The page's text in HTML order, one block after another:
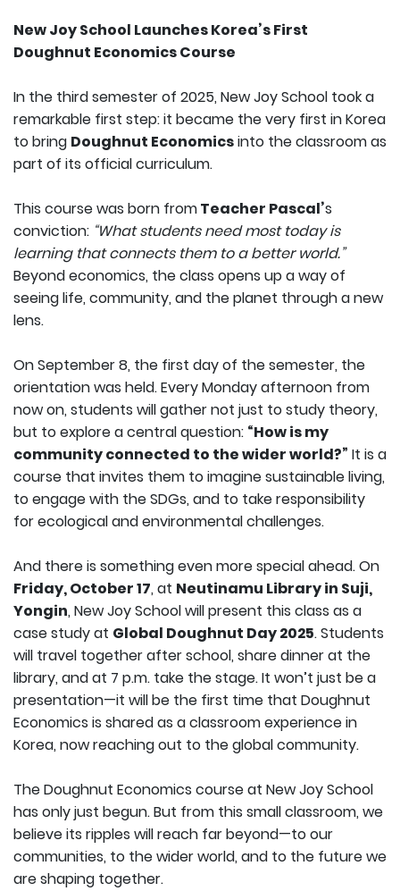
New Joy School Launches Korea’s First
Doughnut Economics Course
In the third semester of 2025, New Joy School took a
remarkable first step: it became the very first in Korea
to bring Doughnut Economicsinto the classroom as
part of its official curriculum.
This course was born fromTeacher Pascal’s
conviction: “What students need most today is
learning that connects them to a better world.”
Beyond economics, the class opens up a way of
seeing life, community, and the planet through a new
lens.
On September 8, the first day of the semester, the
orientation was held. Every Monday afternoon from
now on, students will gather not just to study theory,
but to explore a central question: “How is my
community connected to the wider world?” It is a
course that invites them to imagine sustainable living,
to engage with the SDGs, and to take responsibility
for ecological and environmental challenges.
And there is something even more special ahead. On
Friday, October 17, at Neutinamu Library in Suji,
Yongin, New Joy School will present this class as a
case study at Global Doughnut Day 2025. Students
will travel together after school, share dinner at the
library, and at 7 p.m. take the stage. It won’t just be a
presentation—it will be the first time that Doughnut
Economics is shared as a classroom experience in
Korea, now reaching out to the global community.
The Doughnut Economics course at New Joy School
has only just begun. But from this small classroom, we
believe its ripples will reach far beyond—to our
communities, to the wider world, and to the future we
are shaping together.